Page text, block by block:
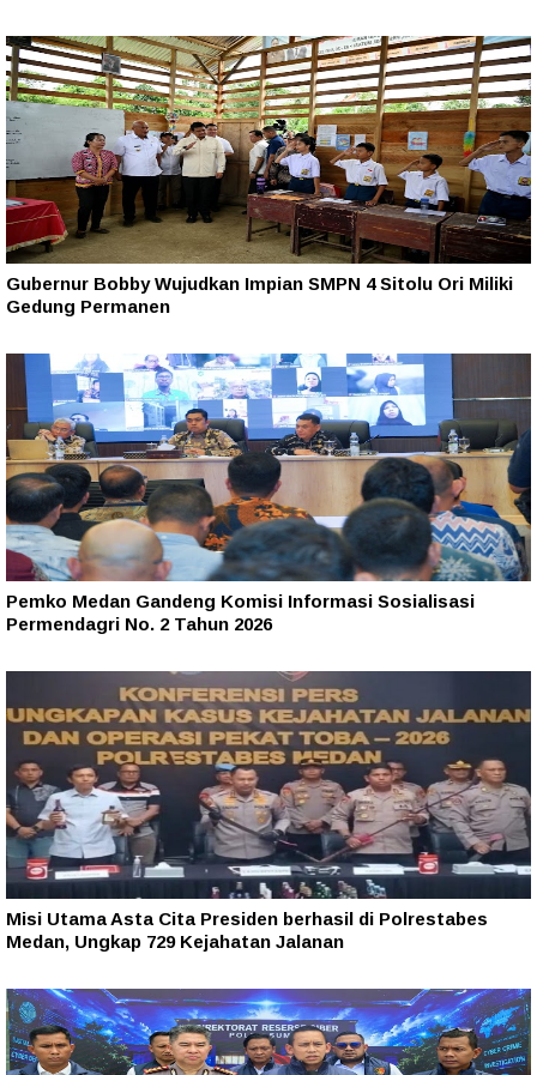
Gubernur Bobby Wujudkan Impian SMPN 4 Sitolu Ori Miliki
Gedung Permanen
Pemko Medan Gandeng Komisi Informasi Sosialisasi
Permendagri No. 2 Tahun 2026
Misi Utama Asta Cita Presiden berhasil di Polrestabes
Medan, Ungkap 729 Kejahatan Jalanan